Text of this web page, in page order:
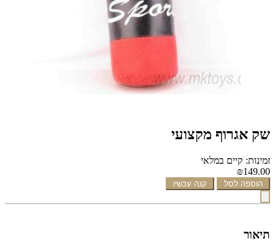
שק אגרוף מקצועי
זמינות: קיים במלאי
₪149.00
הוספה לסל קנה עכשיו
תיאור